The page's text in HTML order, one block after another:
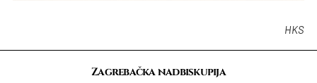
HKS
Zagrebačka nadbiskupija